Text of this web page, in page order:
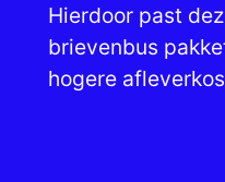
a
n
t
Hierdoor past
brievenbus
hogere